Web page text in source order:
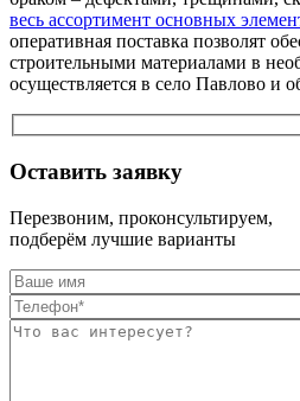
весь ассортимент основных
оперативная поставка позволят
строительными материалами в
осуществляется в село Павлово и
Оставить заявку
Перезвоним, проконсультируем,
подберём лучшие варианты